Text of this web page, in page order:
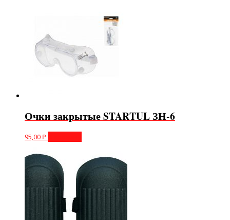
Очки закрытые STARTUL ЗН-6
95,00₽